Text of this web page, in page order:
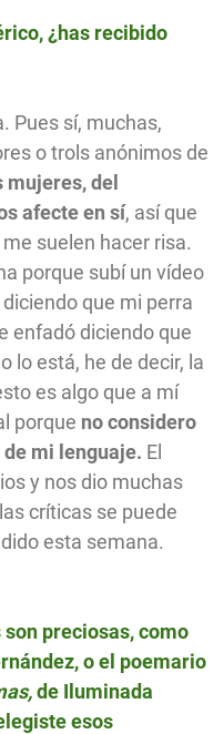
¿has recibido
Pues sí, muchas,
o trols anónimos de
mujeres, del
afecte en sí, así que
suelen hacer risa.
porque subí un vídeo
que mi perra
enfadó diciendo que
lo está, he de decir, la
es algo que a mí
porque no considero
mi lenguaje. El
y nos dio muchas
críticas se puede
esta semana.
preciosas, como
o el poemario
de Iluminada
esos